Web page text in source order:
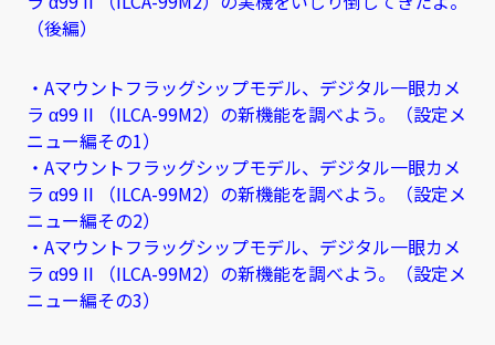
（後編）
・Aマウントフラッグシップモデル、デジタル一眼カメ
ラ α99 II （ILCA-99M2）の新機能を調べよう。（設定メ
ニュー編その1）
・Aマウントフラッグシップモデル、デジタル一眼カメ
ラ α99 II （ILCA-99M2）の新機能を調べよう。（設定メ
ニュー編その2）
・Aマウントフラッグシップモデル、デジタル一眼カメ
ラ α99 II （ILCA-99M2）の新機能を調べよう。（設定メ
ニュー編その3）